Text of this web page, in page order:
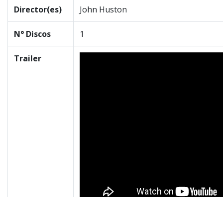
Director(es) John Huston
N° Discos 1
Trailer